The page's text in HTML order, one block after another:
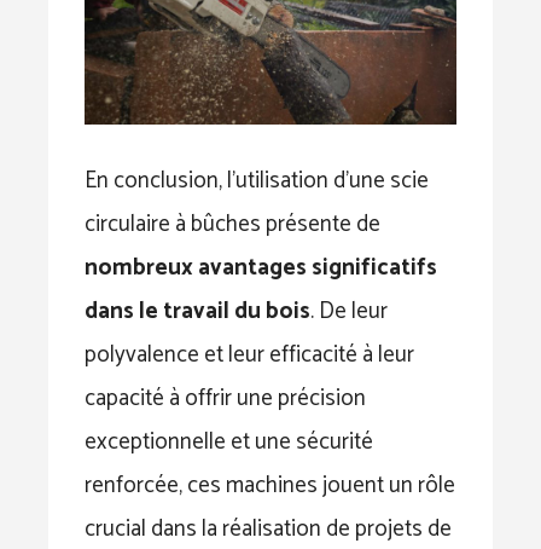
En conclusion, l’utilisation d’une scie
circulaire à bûches présente de
nombreux avantages significatifs
dans le travail du bois. De leur
polyvalence et leur efficacité à leur
capacité à offrir une précision
exceptionnelle et une sécurité
renforcée, ces machines jouent un rôle
crucial dans la réalisation de projets de